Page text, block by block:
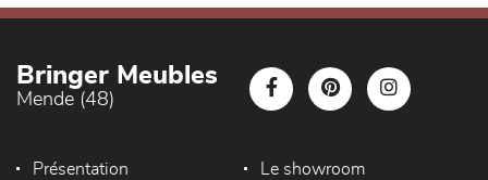
Bringer Meubles
Mende (48)
Présentation Le showroom